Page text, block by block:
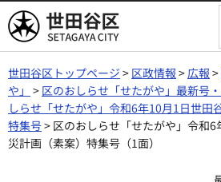
世田谷区
世田谷区トップページ > 区政情報 >広報 >
や」 > 区のおしらせ「せたがや」最新号
しらせ「せたがや」令和6年10月1日世田
特集号> 区のおしらせ「せたがや」令和
災計画（素案）特集号（1面）